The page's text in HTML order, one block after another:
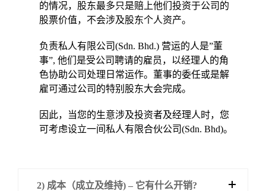
的情况，股东最多只是赔上他们投资于公司的
股票价值，不会涉及股东个人资产。
负责私人有限公司(Sdn. Bhd.) 营运的人是”董
事”, 他们是受公司聘请的雇员，以经理人的角
色协助公司处理日常运作。董事的委任或是解
雇可通过公司的特别股东大会完成。
因此，当您的生意涉及投资者及经理人时，您
可考虑设立一间私人有限合伙公司(Sdn. Bhd)。
2) 成本（成立及维持) – 它有什么开销?